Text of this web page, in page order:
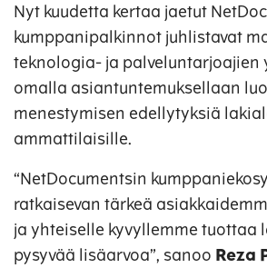
Nyt kuudetta kertaa jaetut
kumppanipalkinnot juhlistavat
teknologia- ja palveluntarjoajien
omalla asiantuntemuksellaan
menestymisen edellytyksiä
ammattilaisille.
“NetDocumentsin
ratkaisevan tärkeä
ja yhteiselle kyvyllemme tuottaa
pysyvää lisäarvoa”, sanoo Reza